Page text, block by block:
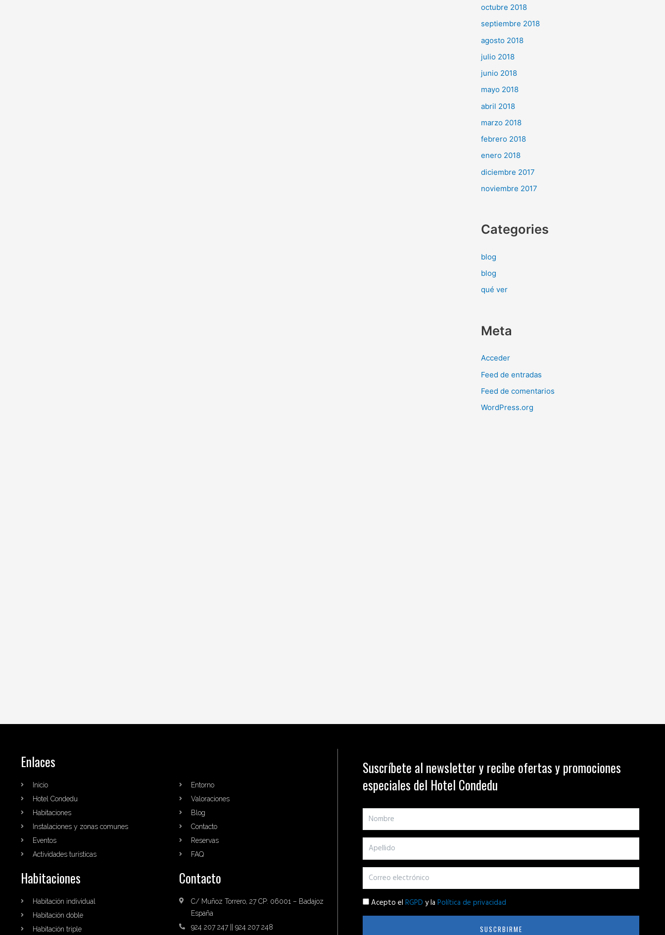
octubre 2018
septiembre 2018
agosto 2018
julio 2018
junio 2018
mayo 2018
abril 2018
marzo 2018
febrero 2018
enero 2018
diciembre 2017
noviembre 2017
Categories
blog
blog
qué ver
Meta
Acceder
Feed de entradas
Feed de comentarios
WordPress.org
Enlaces
Inicio
Hotel Condedu
Habitaciones
Instalaciones y zonas comunes
Eventos
Actividades turísticas
Entorno
Valoraciones
Blog
Contacto
Reservas
FAQ
Habitaciones
Habitación individual
Habitación doble
Habitación triple
Contacto
C/ Muñoz Torrero, 27 CP: 06001 – Badajoz
España
924 207 247 || 924 207 248
Suscríbete al newsletter y recibe ofertas y promociones
especiales del Hotel Condedu
Acepto el RGPD y la Política de privacidad
SUSCRBIRME